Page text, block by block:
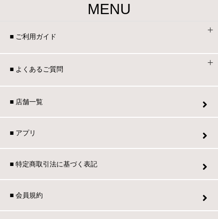
MENU
■ ご利用ガイド
■ よくあるご質問
■ 店舗一覧
■ アプリ
■ 特定商取引法に基づく表記
■ 会員規約